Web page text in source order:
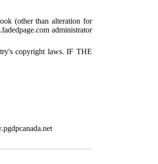
(other than alteration for
administrator
copyright laws. IF THE